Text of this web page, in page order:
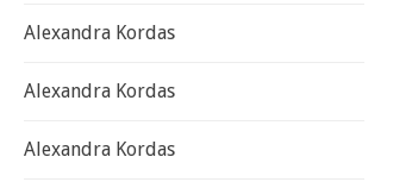
Alexandra Kordas
Alexandra Kordas
Alexandra Kordas